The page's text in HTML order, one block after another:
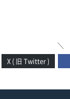
＼
X ( 旧 Twitter )